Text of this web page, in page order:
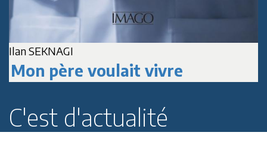
Jean-Marc DELPECH
Paul Roussenq
C'est d'actualité